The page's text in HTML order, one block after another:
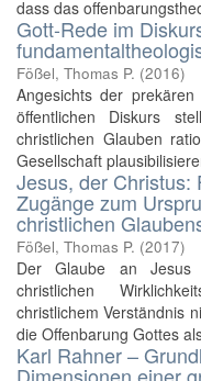
dass das
Gott-Rede im
Fößel, Thomas P. (2016)
Angesichts der
öffentlichen Diskurs
christlichen Glauben
Gesellschaft
Jesus, der Christus:
Zugänge zum
christlichen
Fößel, Thomas P. (2017)
Der Glaube an
christlichen
christlichem Verständnis
die Offenbarung Gottes
Karl Rahner –